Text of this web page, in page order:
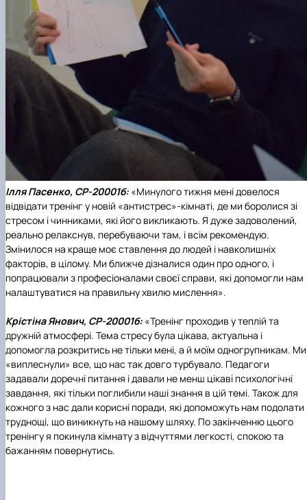
Ілля Пасенко, СР-20001б: «Минулого тижня мені довелося
відвідати тренінг у новій «антистрес»-кімнаті, де ми боролися зі
стресом і чинниками, які його викликають. Я дуже задоволений,
реально релакснув, перебуваючи там, і всім рекомендую.
Змінилося на краще моє ставлення до людей і навколишніх
факторів, в цілому. Ми ближче дізналися один про одного, і
попрацювали з професіоналами своєї справи, які допомогли нам
налаштуватися на правильну хвилю мислення».
Крістіна Янович, СР-20001б: «Тренінг проходив у теплій та
дружній атмосфері. Тема стресу була цікава, актуальна і
допомогла розкритись не тільки мені, а й моїм одногрупникам. Ми
«виплеснули» все, що нас так довго турбувало. Педагоги
задавали доречні питання і давали не менш цікаві психологічні
завдання, які тільки поглибили наші знання в цій темі. Також для
кожного з нас дали корисні поради, які допоможуть нам подолати
труднощі, що виникнуть на нашому шляху. По закінченню цього
тренінгу я покинула кімнату з відчуттями легкості, спокою та
бажанням повернутись.